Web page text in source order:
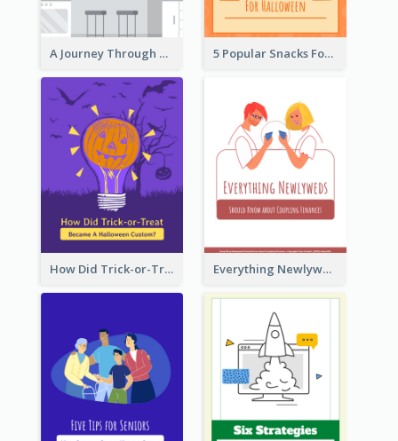
A Journey Through Desserts 5 Popular Snacks For Halloween
How Did Trick-or-Treat Became A Halloween Custom? Everything Newlyweds Should Know about Coupling Finances